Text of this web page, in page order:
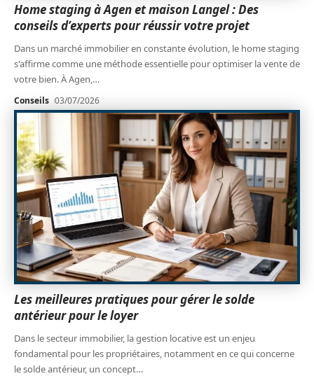
Home staging à Agen et maison Langel : Des
conseils d’experts pour réussir votre projet
Dans un marché immobilier en constante évolution, le home staging
s'affirme comme une méthode essentielle pour optimiser la vente de
votre bien. À Agen,…
Conseils 03/07/2026
Les meilleures pratiques pour gérer le solde
antérieur pour le loyer
Dans le secteur immobilier, la gestion locative est un enjeu
fondamental pour les propriétaires, notamment en ce qui concerne
le solde antérieur, un concept…